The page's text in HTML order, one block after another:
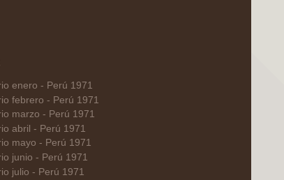
enero - Perú 1971
febrero - Perú 1971
marzo - Perú 1971
abril - Perú 1971
mayo - Perú 1971
junio - Perú 1971
julio - Perú 1971